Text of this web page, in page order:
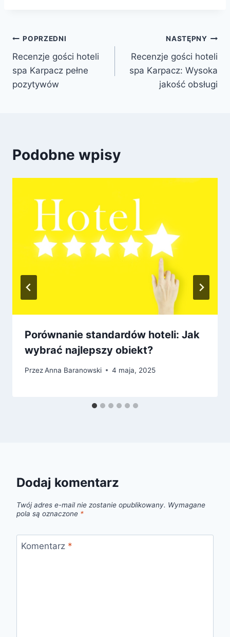
Nawigacja
wpisu
POPRZEDNI
Recenzje gości hoteli
spa Karpacz pełne
pozytywów
NASTĘPNY
Recenzje gości hoteli
spa Karpacz: Wysoka
jakość obsługi
Podobne wpisy
Porównanie standardów hoteli: Jak
wybrać najlepszy obiekt?
PrzezAnna Baranowski 4 maja, 2025
Dodaj komentarz
Twój adres e-mail nie zostanie opublikowany. Wymagane
pola są oznaczone *
Komentarz *